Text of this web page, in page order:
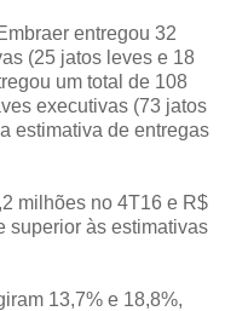
entregou 32
(25 jatos leves e 18
um total de 108
executivas (73 jatos
estimativa de entregas
milhões no 4T16 e R$
superior às estimativas
13,7% e 18,8%,